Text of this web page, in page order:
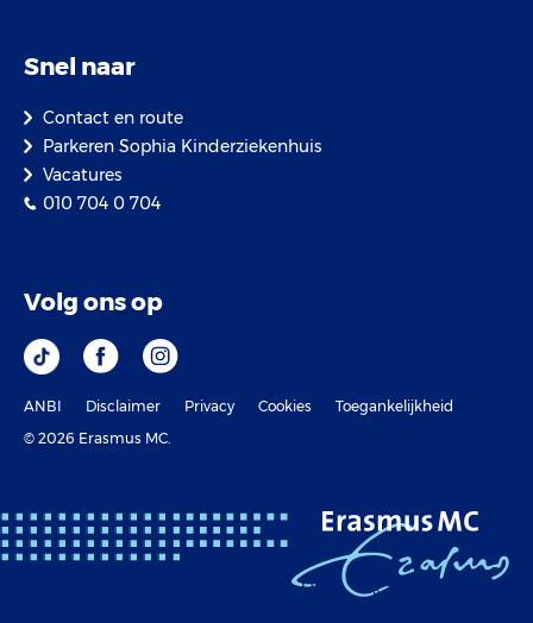
Snel naar
Contact en route
Parkeren Sophia Kinderziekenhuis
Vacatures
010 704 0 704
Volg ons op
ANBI Disclaimer Privacy Cookies
Toegankelijkheid
© 2026 Erasmus MC.